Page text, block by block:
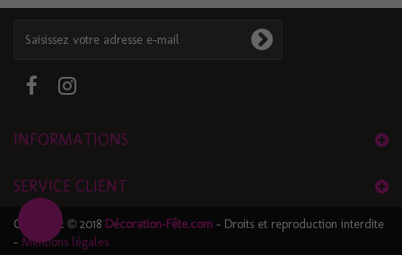
INFORMATIONS
SERVICE CLIENT
Copyright © 2018 Décoration-Fête.com - Droits et reproduction interdite
- Mentions légales